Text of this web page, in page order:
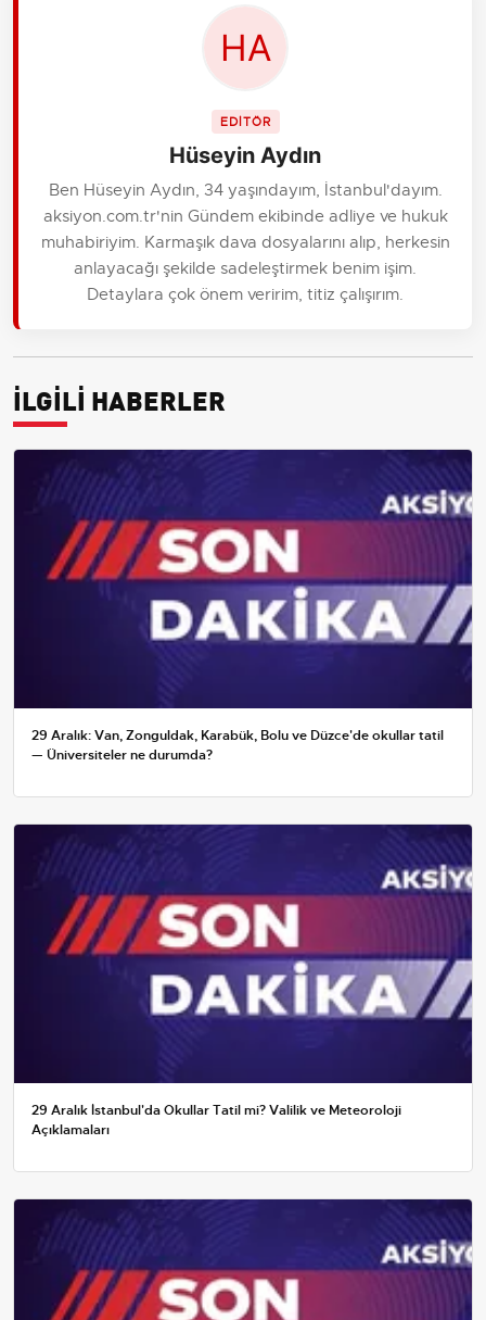
EDİTÖR
Hüseyin Aydın
Ben Hüseyin Aydın, 34 yaşındayım, İstanbul'dayım.
aksiyon.com.tr'nin Gündem ekibinde adliye ve hukuk
muhabiriyim. Karmaşık dava dosyalarını alıp, herkesin
anlayacağı şekilde sadeleştirmek benim işim.
Detaylara çok önem veririm, titiz çalışırım.
İLGİLİ HABERLER
29 Aralık: Van, Zonguldak, Karabük, Bolu ve Düzce'de okullar tatil
— Üniversiteler ne durumda?
29 Aralık İstanbul'da Okullar Tatil mi? Valilik ve Meteoroloji
Açıklamaları